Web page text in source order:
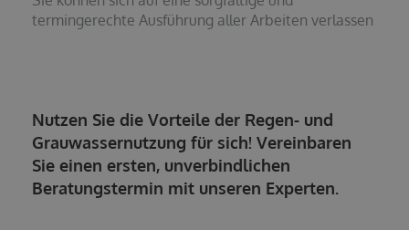
termingerechte Ausführung aller Arbeiten verlassen
Nutzen Sie die Vorteile der Regen- und
Grauwassernutzung für sich! Vereinbaren
Sie einen ersten, unverbindlichen
Beratungstermin mit unseren Experten.